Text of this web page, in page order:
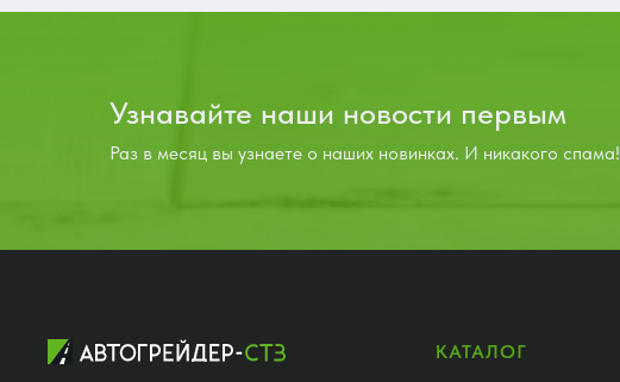
Узнавайте наши новости первым
Раз в месяц вы узнаете о наших новинках. И никакого спама!
КАТАЛОГ